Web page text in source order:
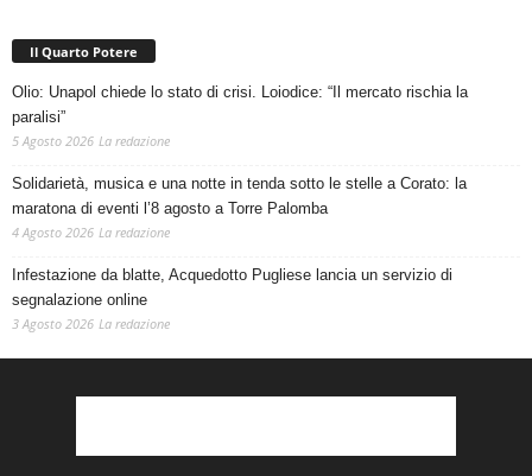
Il Quarto Potere
Olio: Unapol chiede lo stato di crisi. Loiodice: “Il mercato rischia la
paralisi”
5 Agosto 2026 La redazione
Solidarietà, musica e una notte in tenda sotto le stelle a Corato: la
maratona di eventi l’8 agosto a Torre Palomba
4 Agosto 2026 La redazione
Infestazione da blatte, Acquedotto Pugliese lancia un servizio di
segnalazione online
3 Agosto 2026 La redazione